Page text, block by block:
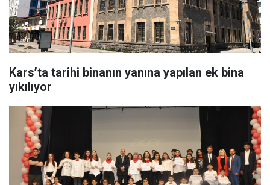
Kars’ta tarihi binanın yanına yapılan ek bina
yıkılıyor